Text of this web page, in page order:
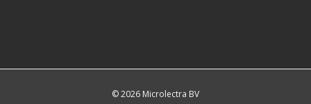
© 2026 Microlectra BV